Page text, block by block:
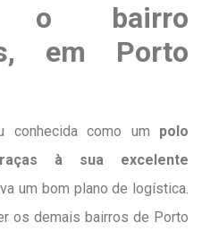
o bairro
em Porto
conhecida como um polo
à sua excelente
um bom plano de logística.
os demais bairros de Porto